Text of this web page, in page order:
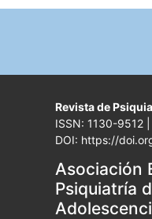
Revista de
ISSN: 1130-9512
DOI: https://
Asociación
Psiquiatría